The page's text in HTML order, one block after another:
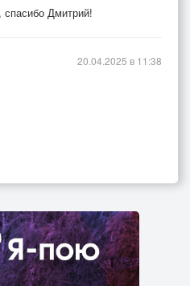
спасибо Дмитрий!
20.04.2025 в 11:38